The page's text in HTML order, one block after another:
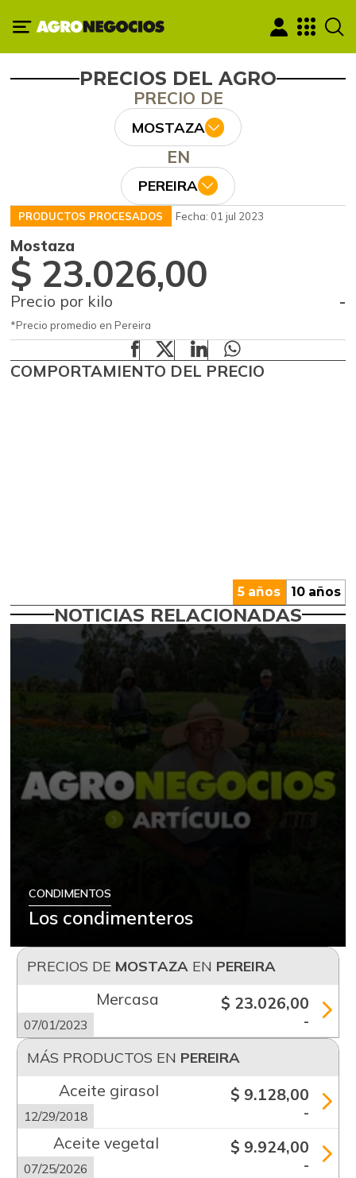
PRECIOS DEL AGRO
PRECIO DE
MOSTAZA
EN
PEREIRA
PRODUCTOS PROCESADOS Fecha: 01 jul 2023
Mostaza
$ 23.026,00
Precio por kilo -
*Precio promedio en Pereira
COMPORTAMIENTO DEL PRECIO
5 años 10 años
NOTICIAS RELACIONADAS
CONDIMENTOS
Los condimenteros
PRECIOS DE MOSTAZAEN PEREIRA
Mercasa
07/01/2023
$ 23.026,00
-
MÁS PRODUCTOS EN PEREIRA
Aceite girasol
12/29/2018
$ 9.128,00
-
Aceite vegetal
07/25/2026
$ 9.924,00
-